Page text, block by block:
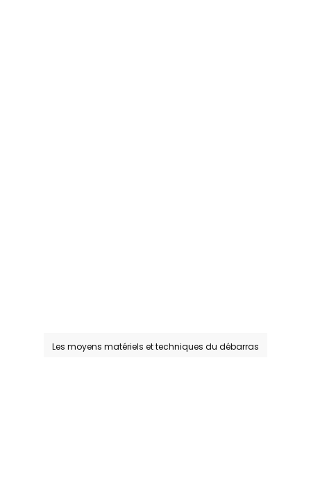
Les moyens matériels et techniques du débarras